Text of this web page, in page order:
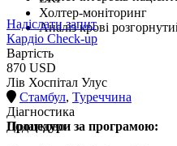
Холтер-моніторинг
Аналіз крові
Надіслати запит
Кардіо Check-up
Вартість
870 USD
Лів Хоспітал Улус
Стамбул, Туреччина
Діагностика
Процедури за програмою:
Додатково